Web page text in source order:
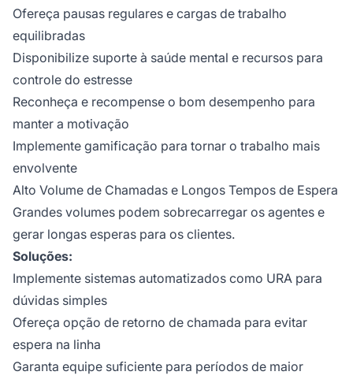
Ofereça pausas regulares e cargas de trabalho
equilibradas
Disponibilize suporte à saúde mental e recursos para
controle do estresse
Reconheça e recompense o bom desempenho para
manter a motivação
Implemente gamificação para tornar o trabalho mais
envolvente
Alto Volume de Chamadas e Longos Tempos de Espera
Grandes volumes podem sobrecarregar os agentes e
gerar longas esperas para os clientes.
Soluções:
Implemente sistemas automatizados como URA para
dúvidas simples
Ofereça opção de retorno de chamada para evitar
espera na linha
Garanta equipe suficiente para períodos de maior